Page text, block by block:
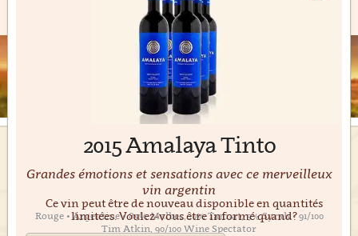
2015 Amalaya Tinto
Grandes émotions et sensations avec ce merveilleux
vin argentin
Rouge • Argentine • 85% Malbec, 10% Tannat, 5% Syrah • 91/100
Tim Atkin, 90/100 Wine Spectator
Ce vin peut être de nouveau disponible en quantités
limitées. Voulez-vous être informé quand?